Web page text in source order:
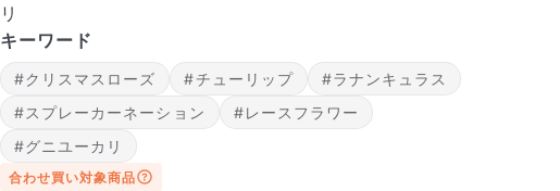
届いたお花に元気がなかったら？
もし届いたお花に「枯れている」「折れている」などの不備が
あった場合は、些細なことでもお気軽にサポートまでご連絡く
ださい。ご返金にて補償いたします。
リ
キーワード
#クリスマスローズ #チューリップ
#ラナンキュラス
#スプレーカーネーション
#レースフラワー
#グニユーカリ
合わせ買い対象商品